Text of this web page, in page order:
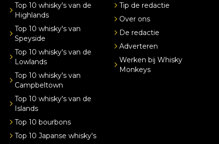
Top 10 whisky's van de
Highlands
Top 10 whisky's van
Speyside
Top 10 whisky's van de
Lowlands
Top 10 whisky's van
Campbeltown
Top 10 whisky's van de
Islands
Top 10 bourbons
Top 10 Japanse whisky's
Tip de redactie
Over ons
De redactie
Adverteren
Werken bij Whisky
Monkeys